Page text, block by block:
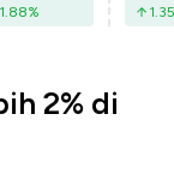
1.88% 1.35
2% di